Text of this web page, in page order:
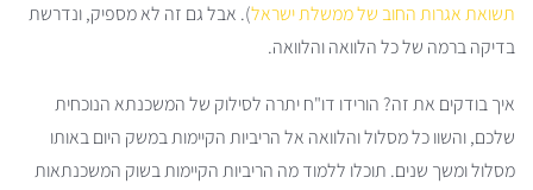
תשואת אגרות החוב של ממשלת ישראל). אבל גם זה לא מספיק, ונדרשת
בדיקה ברמה של כל הלוואה והלוואה.
איך בודקים את זה? הורידו דו"ח יתרה לסילוק של המשכנתא הנוכחית
שלכם, והשוו כל מסלול והלוואה אל הריביות הקיימות במשק היום באותו
מסלול ומשך שנים. תוכלו ללמוד מה הריביות הקיימות בשוק המשכנתאות